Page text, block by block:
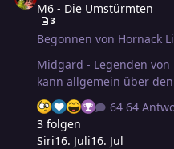
eines verschwundenen
Weihnachten soll
Jessica Albert folgen. Ab
weiteren Aben…
M6 - Die Umstürmten
3
Begonnen von Hornack
Midgard - Legenden
kann allgemein über
64
3 folgen
Siri16. Juli16. Jul